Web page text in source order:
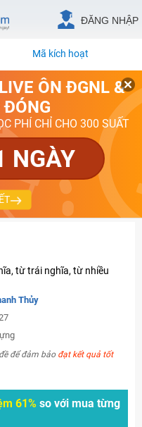
ĐĂNG NHẬP
Mã kích hoạt
ÔN ĐGNL &
PHÍ CHỈ CHO 300 SUẤT
NGÀY
từ trái nghĩa, từ nhiều
Thủy
để đảm bảo đạt kết quả tốt
61% so với mua từng